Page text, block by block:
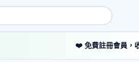
❤️ 免費註冊會員，